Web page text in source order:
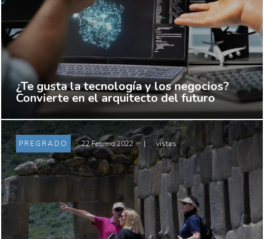
¿Te gusta la tecnología y los negocios?
Convierte en el arquitecto del futuro
PREGRADO 22 Febrero 2022 | vistas